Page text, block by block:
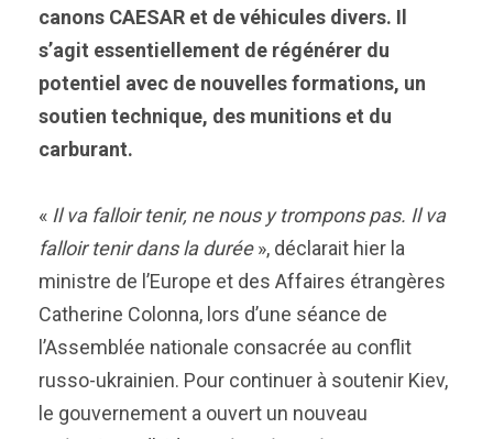
canons CAESAR et de véhicules divers. Il
s’agit essentiellement de régénérer du
potentiel avec de nouvelles formations, un
soutien technique, des munitions et du
carburant.
« Il va falloir tenir, ne nous y trompons pas. Il va
falloir tenir dans la durée», déclarait hier la
ministre de l’Europe et des Affaires étrangères
Catherine Colonna, lors d’une séance de
l’Assemblée nationale consacrée au conflit
russo-ukrainien. Pour continuer à soutenir Kiev,
le gouvernement a ouvert un nouveau